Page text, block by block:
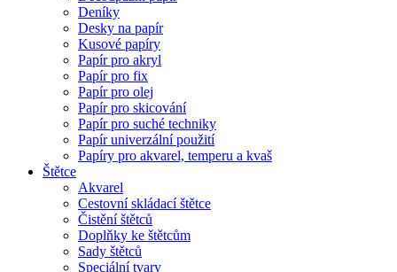
Deníky
Desky na papír
Kusové papíry
Papír pro akryl
Papír pro fix
Papír pro olej
Papír pro skicování
Papír pro suché techniky
Papír univerzální použití
Papíry pro akvarel, temperu a kvaš
Štětce
Akvarel
Cestovní skládací štětce
Čistění štětců
Doplňky ke štětcům
Sady štětců
Speciální tvary